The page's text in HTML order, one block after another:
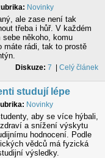
Novinky
ale zase není tak
třeba i hůř. V každém
někoho, komu
rádi, tak to prostě
Celý článek
Diskuze: 7
studují lépe
Novinky
aby se více hýbali,
a snížení výskytu
hodnocení. Podle
vědců má fyzická
výsledky.